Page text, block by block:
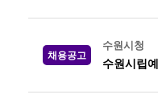
채용공고
수원시청
수원시립